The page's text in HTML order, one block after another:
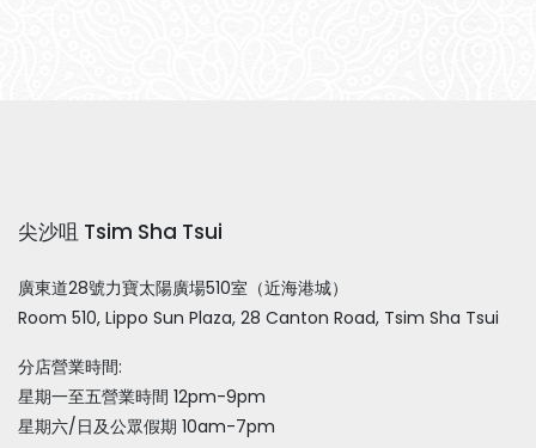
尖沙咀 Tsim Sha Tsui
廣東道28號力寶太陽廣場510室（近海港城）
Room 510, Lippo Sun Plaza, 28 Canton Road, Tsim Sha Tsui
分店營業時間:
星期一至五營業時間 12pm-9pm
星期六/日及公眾假期 10am-7pm